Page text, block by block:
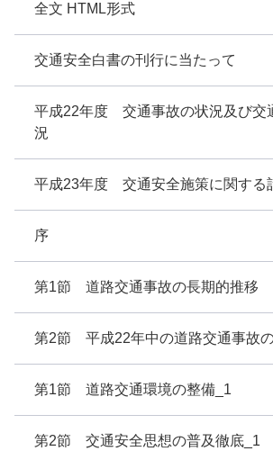
全文 HTML形式
交通安全白書の刊行に当たって
平成22年度 交通事故の状況及び交
況
平成23年度 交通安全施策に関する
序
第1節 道路交通事故の長期的推移
第2節 平成22年中の道路交通事故
第1節 道路交通環境の整備_1
第2節 交通安全思想の普及徹底_1